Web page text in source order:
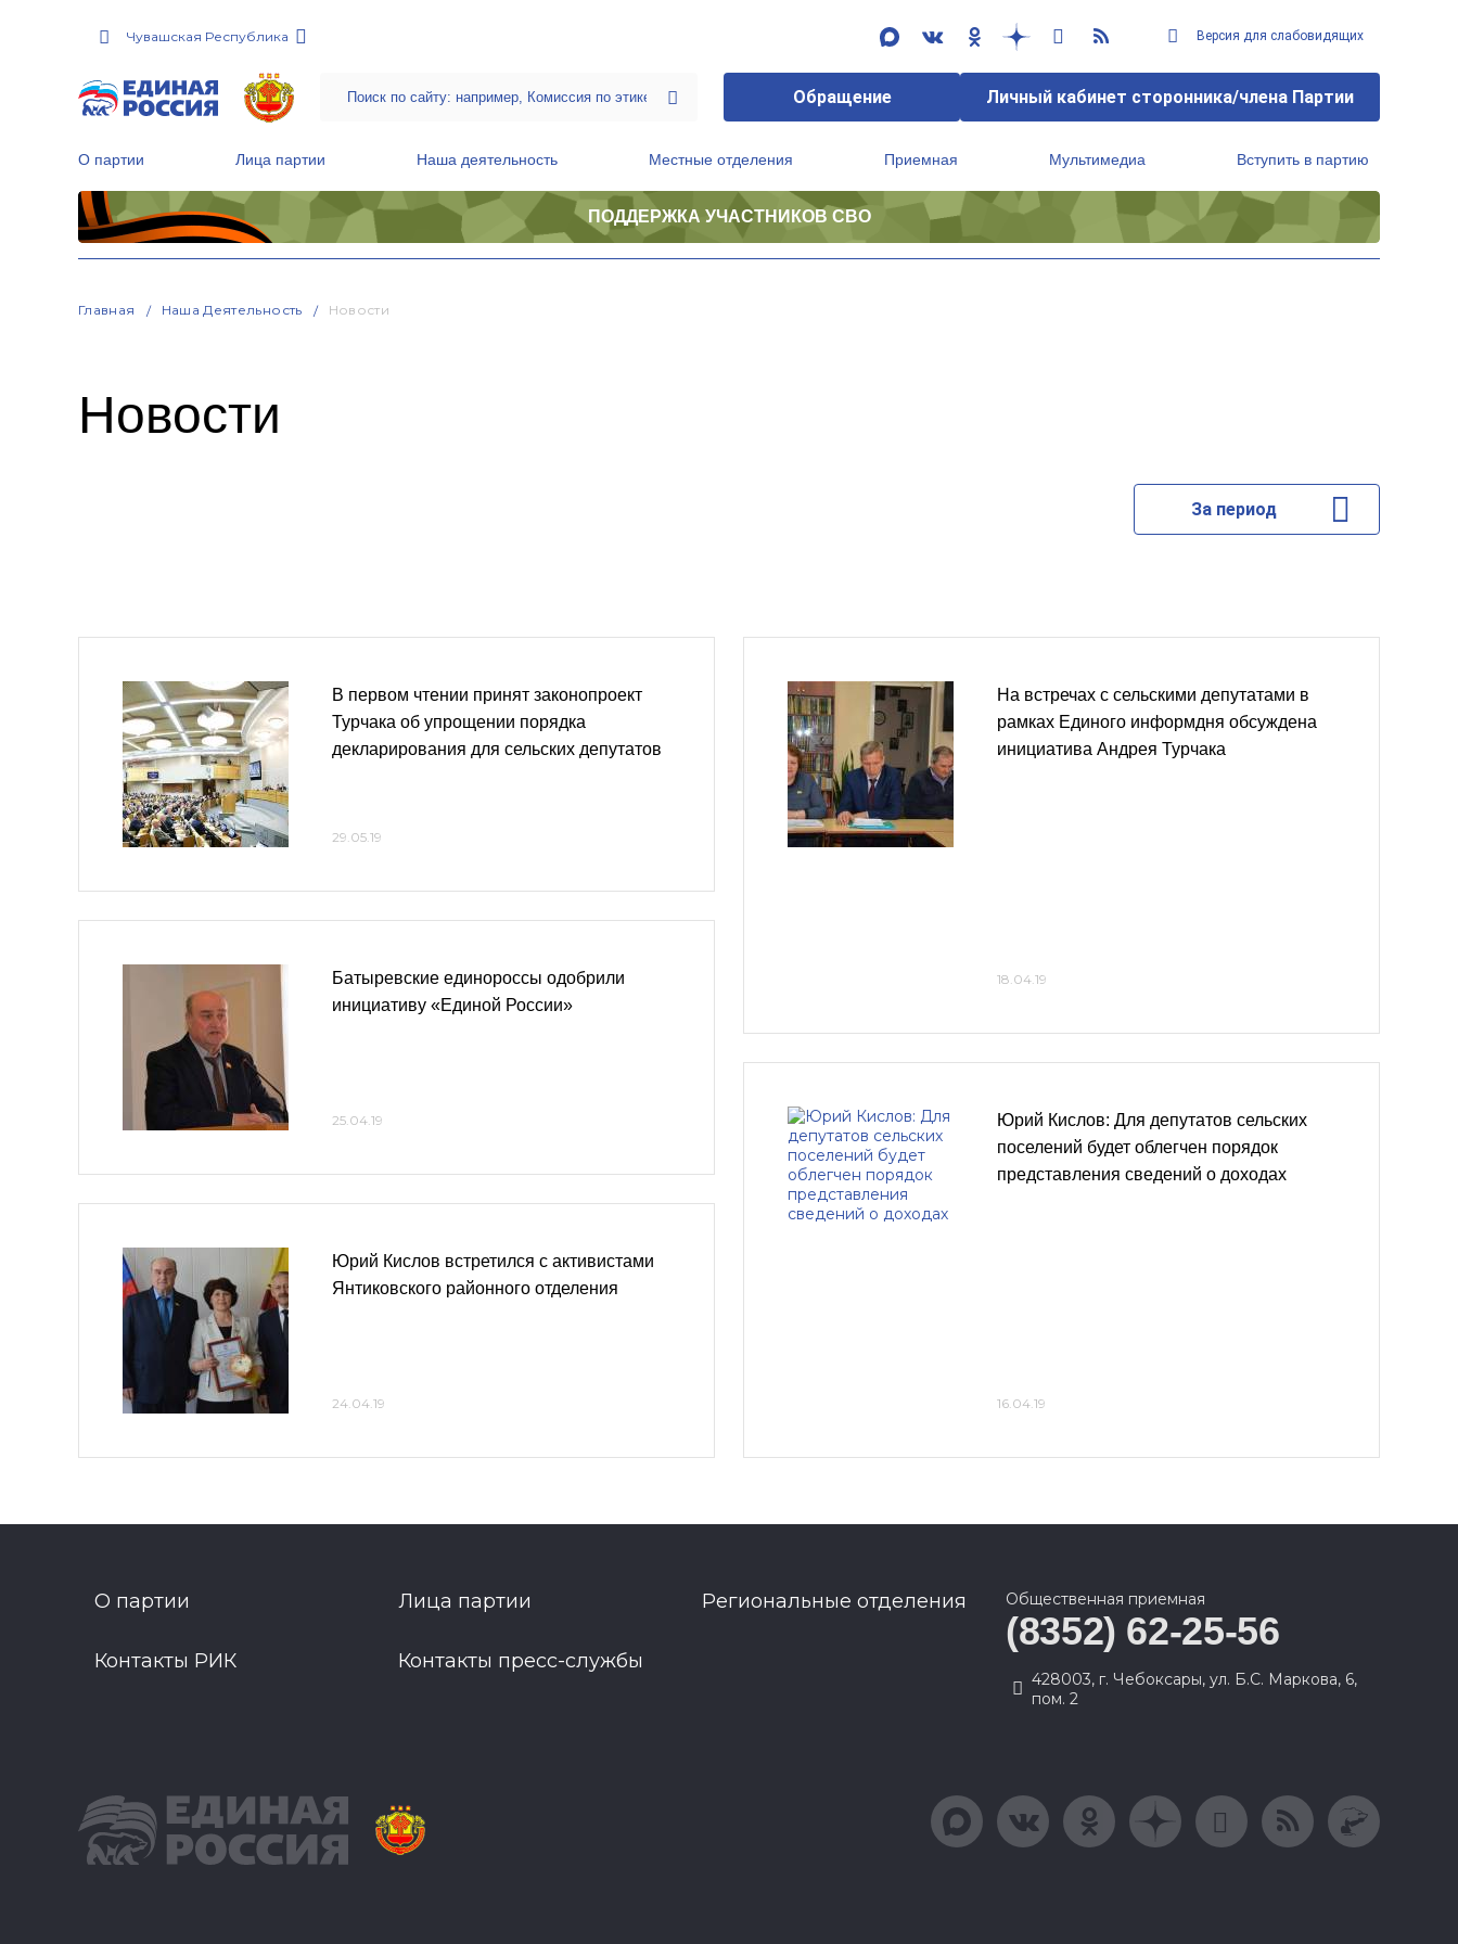
Чувашская Республика Версия для слабовидящих
Обращение Личный кабинет сторонника/члена Партии
О партии Лица партии Наша деятельность Местные отделения Приемная Мультимедиа Вступить в партию
ПОДДЕРЖКА УЧАСТНИКОВ СВО
Главная Наша Деятельность Новости
Новости
За период
В первом чтении принят законопроект
Турчака об упрощении порядка
декларирования для сельских депутатов
29.05.19
Батыревские единороссы одобрили
инициативу «Единой России»
25.04.19
Юрий Кислов встретился с активистами
Янтиковского районного отделения
24.04.19
На встречах с сельскими депутатами в
рамках Единого информдня обсуждена
инициатива Андрея Турчака
18.04.19
Юрий Кислов: Для депутатов сельских
поселений будет облегчен порядок
представления сведений о доходах
16.04.19
О партии Лица партии Региональные отделения
Контакты РИК Контакты пресс-службы
Общественная приемная
(8352) 62-25-56
428003, г. Чебоксары, ул. Б.С. Маркова, 6,
пом. 2